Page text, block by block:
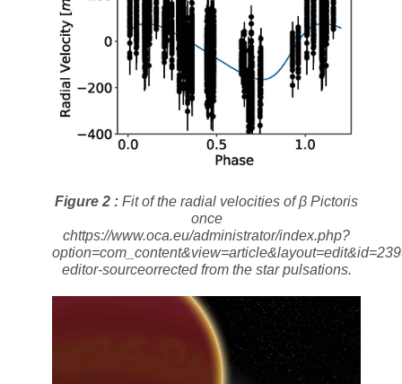
Figure 2 : Fit of the radial velocities of β Pictoris
once
chttps://www.oca.eu/administrator/index.php?
editor-sourceorrected from the star pulsations.